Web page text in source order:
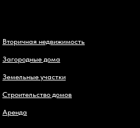
Вторичная недвижимость
Загородные дома
Земельные участки
Строительство домов
Аренда